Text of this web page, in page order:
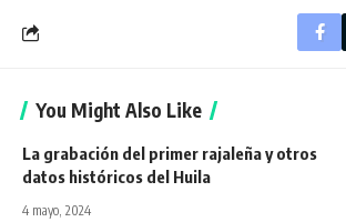
You Might Also Like
La grabación del primer rajaleña y otros
datos históricos del Huila
4 mayo, 2024